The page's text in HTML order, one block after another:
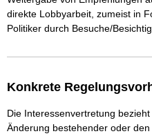
direkte Lobbyarbeit, zumeist in
Politiker durch Besuche/
Konkrete
Die Interessenvertretung
Änderung bestehender oder